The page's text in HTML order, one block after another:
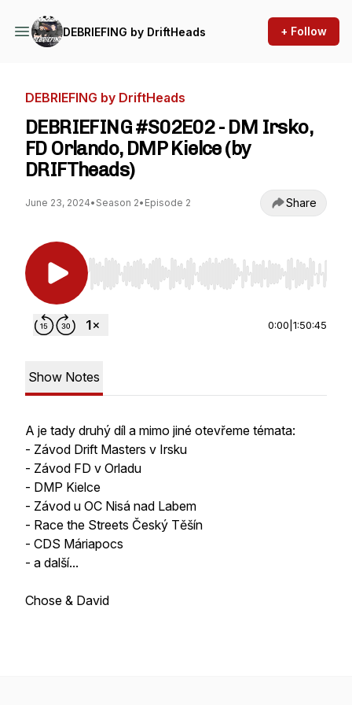
DEBRIEFING by DriftHeads + Follow
DEBRIEFING by DriftHeads
DEBRIEFING #S02E02 - DM Irsko,
FD Orlando, DMP Kielce (by
DRIFTheads)
June 23, 2024• Season 2• Episode 2 Share
Use Left/Right to seek, Home/End to jump to
0:00 1:50:45
Show Notes
A je tady druhý díl a mimo jiné otevřeme témata:
- Závod Drift Masters v Irsku
- Závod FD v Orladu
- DMP Kielce
- Závod u OC Nisá nad Labem
- Race the Streets Český Těšín
- CDS Máriapocs
- a další...
Chose & David